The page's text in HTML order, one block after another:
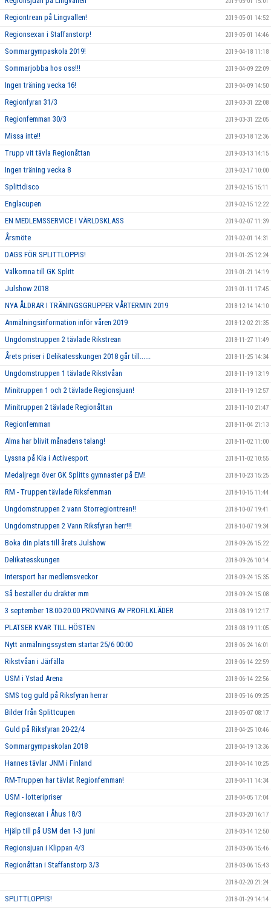
Regiontrean på Lingvallen! 2019-05-01 14:52
Regionsexan i Staffanstorp! 2019-05-01 14:46
Sommargympaskola 2019! 2019-04-18 11:18
Sommarjobba hos oss!!! 2019-04-09 22:09
Ingen träning vecka 16! 2019-04-09 14:50
Regionfyran 31/3 2019-03-31 22:08
Regionfemman 30/3 2019-03-31 22:05
Missa inte!! 2019-03-18 12:36
Trupp vit tävla Regionåttan 2019-03-13 14:15
Ingen träning vecka 8 2019-02-17 10:00
Splittdisco 2019-02-15 15:11
Englacupen 2019-02-15 12:22
EN MEDLEMSSERVICE I VÄRLDSKLASS 2019-02-07 11:39
Årsmöte 2019-02-01 14:31
DAGS FÖR SPLITTLOPPIS! 2019-01-25 12:24
Välkomna till GK Splitt 2019-01-21 14:19
Julshow 2018 2019-01-11 17:45
NYA ÅLDRAR I TRÄNINGSGRUPPER VÅRTERMIN 2019 2018-12-14 14:10
Anmälningsinformation inför våren 2019 2018-12-02 21:35
Ungdomstruppen 2 tävlade Rikstrean 2018-11-27 11:49
Årets priser i Delikatesskungen 2018 går till...... 2018-11-25 14:34
Ungdomstruppen 1 tävlade Rikstvåan 2018-11-19 13:19
Minitruppen 1 och 2 tävlade Regionsjuan! 2018-11-19 12:57
Minitruppen 2 tävlade Regionåttan 2018-11-10 21:47
Regionfemman 2018-11-04 21:13
Alma har blivit månadens talang! 2018-11-02 11:00
Lyssna på Kia i Activesport 2018-11-02 10:55
Medaljregn över GK Splitts gymnaster på EM! 2018-10-23 15:25
RM - Truppen tävlade Riksfemman 2018-10-15 11:44
Ungdomstruppen 2 vann Storregiontrean!! 2018-10-07 19:41
Ungdomstruppen 2 Vann Riksfyran herr!!! 2018-10-07 19:34
Boka din plats till årets Julshow 2018-09-26 15:22
Delikatesskungen 2018-09-26 10:14
Intersport har medlemsveckor 2018-09-24 15:35
Så beställer du dräkter mm 2018-09-24 15:08
3 september 18.00-20.00 PROVNING AV PROFILKLÄDER 2018-08-19 12:17
PLATSER KVAR TILL HÖSTEN 2018-08-19 11:05
Nytt anmälningssystem startar 25/6 00:00 2018-06-24 16:01
Rikstvåan i Järfälla 2018-06-14 22:59
USM i Ystad Arena 2018-06-14 22:56
SMS tog guld på Riksfyran herrar 2018-05-16 09:25
Bilder från Splittcupen 2018-05-07 08:17
Guld på Riksfyran 20-22/4 2018-04-25 10:46
Sommargympaskolan 2018 2018-04-19 13:36
Hannes tävlar JNM i Finland 2018-04-14 10:25
RM-Truppen har tävlat Regionfemman! 2018-04-11 14:34
USM - lotteripriser 2018-04-05 17:04
Regionsexan i Åhus 18/3 2018-03-20 16:17
Hjälp till på USM den 1-3 juni 2018-03-14 12:50
Regionsjuan i Klippan 4/3 2018-03-06 15:46
Regionåttan i Staffanstorp 3/3 2018-03-06 15:43
2018-02-20 21:24
SPLITTLOPPIS! 2018-01-29 14:14